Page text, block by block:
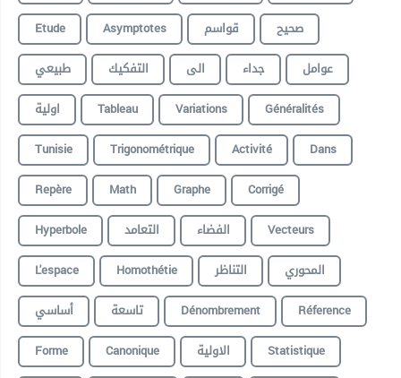
Etude
Asymptotes قواسم
صحيح
طبيعي
التفكيك الى جداء
عوامل
اولية
Tableau Variations
Généralités
Tunisie
Trigonométrique Activité
Dans
Repère
Math Graphe
Corrigé
Hyperbole
التعامد الفضاء
Vecteurs
L'espace
Homothétie التناظر
المحوري
أساسي
تاسعة Dénombrement
Réference
Forme
Canonique الاولية
Statistique